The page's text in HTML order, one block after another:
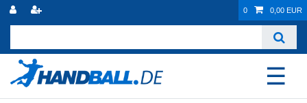
0 0,00 EUR
☰